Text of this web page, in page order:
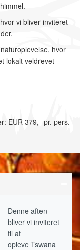
vi bliver inviteret
hvor
lokalt veldrevet
EUR 379,- pr. pers.
Denne aften
bliver vi inviteret
til at
opleve Tswana